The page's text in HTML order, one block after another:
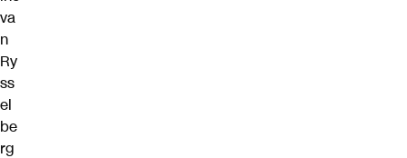
va
n
Ry
ss
el
be
rg